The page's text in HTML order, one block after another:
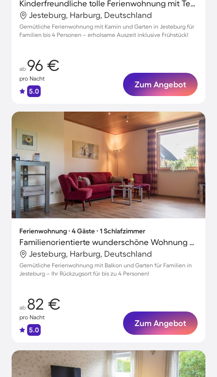
Kinderfreundliche tolle Ferienwohnung mit Terrasse, Garten und Grill
Jesteburg, Harburg, Deutschland
Gemütliche Ferienwohnung mit Kamin und Garten in Jesteburg für
Familien bis 4 Personen – erholsame Auszeit inklusive Frühstück!
ab 96 €
pro Nacht
5.0
Zum Angebot
Ferienwohnung ∙ 4 Gäste ∙ 1 Schlafzimmer
Familienorientierte wunderschöne Wohnung mit Terrasse, Garten und Grill
Jesteburg, Harburg, Deutschland
Gemütliche Ferienwohnung mit Balkon und Garten für Familien in
Jesteburg – Ihr Rückzugsort für bis zu 4 Personen!
ab 82 €
pro Nacht
5.0
Zum Angebot